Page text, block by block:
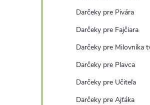
Darčeky pre Pivára
Darčeky pre Fajčiara
Darčeky pre Milovníka
Darčeky pre Plavca
Darčeky pre Učiteľa
Darčeky pre Ajťáka